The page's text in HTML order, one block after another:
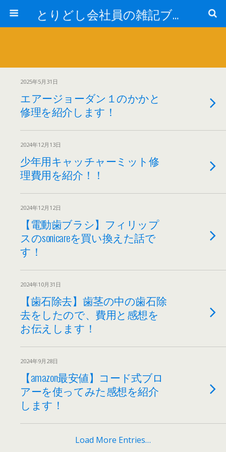
とりどし会社員の雑記ブログ
2025年5月31日
エアージョーダン１のかかと
修理を紹介します！
2024年12月13日
少年用キャッチャーミット修
理費用を紹介！！
2024年12月12日
【電動歯ブラシ】フィリップ
スのsonicareを買い換えた話で
す！
2024年10月31日
【歯石除去】歯茎の中の歯石除
去をしたので、費用と感想を
お伝えします！
2024年9月28日
【amazon最安値】コード式ブロ
アーを使ってみた感想を紹介
します！
Load More Entries…